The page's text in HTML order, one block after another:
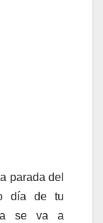
parada del
día de tu
se va a